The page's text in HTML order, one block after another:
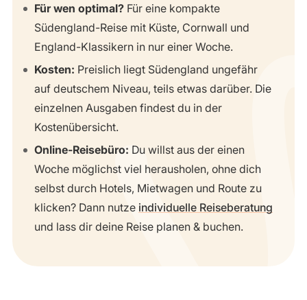
Für wen optimal? Für eine kompakte
Südengland-Reise mit Küste, Cornwall und
England-Klassikern in nur einer Woche.
Kosten: Preislich liegt Südengland ungefähr
auf deutschem Niveau, teils etwas darüber. Die
einzelnen Ausgaben findest du in der
Kostenübersicht.
Online-Reisebüro: Du willst aus der einen
Woche möglichst viel herausholen, ohne dich
selbst durch Hotels, Mietwagen und Route zu
klicken? Dann nutze individuelle Reiseberatung
und lass dir deine Reise planen & buchen.